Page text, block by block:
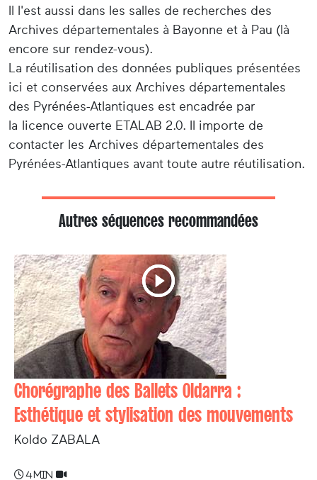
Il l'est aussi dans les salles de recherches des
Archives départementales à Bayonne et à Pau (là
encore sur rendez-vous).
La réutilisation des données publiques présentées
ici et conservées aux Archives départementales
des Pyrénées-Atlantiques est encadrée par
la licence ouverte ETALAB 2.0. Il importe de
contacter les Archives départementales des
Pyrénées-Atlantiques avant toute autre réutilisation.
Autres séquences recommandées
Chorégraphe des Ballets Oldarra :
Esthétique et stylisation des mouvements
Koldo ZABALA
4 min